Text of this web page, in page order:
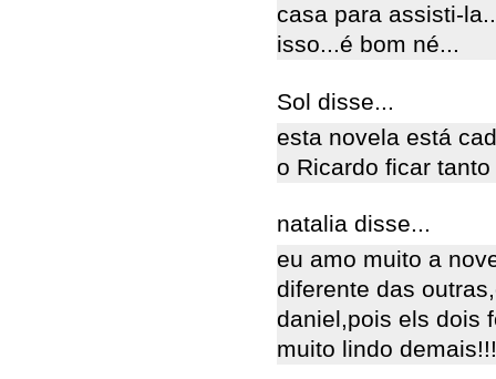
casa para assisti-
isso...é bom né...
Sol disse...
esta novela está
o Ricardo ficar
natalia disse...
eu amo muito a
diferente das
daniel,pois els dois
muito lindo